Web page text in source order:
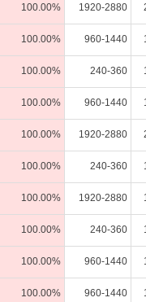
100.00% 1920-2880
100.00% 960-1440
100.00% 240-360
100.00% 960-1440
100.00% 1920-2880
100.00% 240-360
100.00% 1920-2880
100.00% 240-360
100.00% 960-1440
100.00% 960-1440